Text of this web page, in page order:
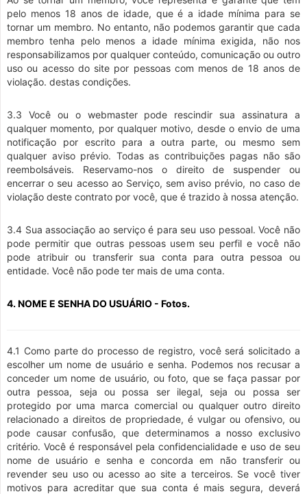
pelo menos 18 anos de idade, que é a idade mínima para se
tornar um membro. No entanto, não podemos garantir que cada
membro tenha pelo menos a idade mínima exigida, não nos
responsabilizamos por qualquer conteúdo, comunicação ou outro
uso ou acesso do site por pessoas com menos de 18 anos de
violação. destas condições.
3.3 Você ou o webmaster pode rescindir sua assinatura a
qualquer momento, por qualquer motivo, desde o envio de uma
notificação por escrito para a outra parte, ou mesmo sem
qualquer aviso prévio. Todas as contribuições pagas não são
reembolsáveis. Reservamo-nos o direito de suspender ou
encerrar o seu acesso ao Serviço, sem aviso prévio, no caso de
violação deste contrato por você, que é trazido à nossa atenção.
3.4 Sua associação ao serviço é para seu uso pessoal. Você não
pode permitir que outras pessoas usem seu perfil e você não
pode atribuir ou transferir sua conta para outra pessoa ou
entidade. Você não pode ter mais de uma conta.
4. NOME E SENHA DO USUÁRIO - Fotos.
4.1 Como parte do processo de registro, você será solicitado a
escolher um nome de usuário e senha. Podemos nos recusar a
conceder um nome de usuário, ou foto, que se faça passar por
outra pessoa, seja ou possa ser ilegal, seja ou possa ser
protegido por uma marca comercial ou qualquer outro direito
relacionado a direitos de propriedade, é vulgar ou ofensivo, ou
pode causar confusão, que determinamos a nosso exclusivo
critério. Você é responsável pela confidencialidade e uso de seu
nome de usuário e senha e concorda em não transferir ou
revender seu uso ou acesso ao site a terceiros. Se você tiver
motivos para acreditar que sua conta é mais segura, deverá